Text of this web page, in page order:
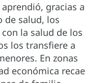
gracias a
de salud, los
la salud de los
los transfiere a
En zonas
económica recae